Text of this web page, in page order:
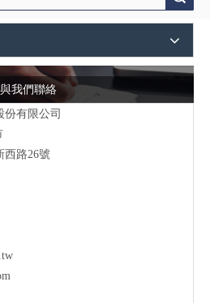
與我們聯絡
份有限公司
西路26號